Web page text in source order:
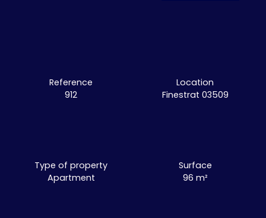
Reference
912
Location
Finestrat 03509
Type of property
Apartment
Surface
96 m²